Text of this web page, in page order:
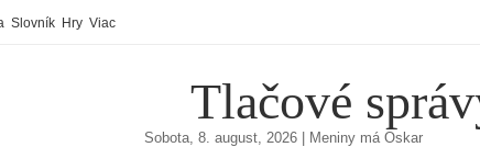
Slovník Hry Viac
Tlačové
Sobota, 8. august, 2026| Meniny má Oskar